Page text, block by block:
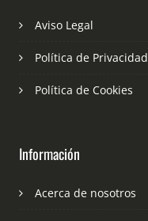
Aviso Legal
Política de Privacidad
Política de Cookies
Información
Acerca de nosotros